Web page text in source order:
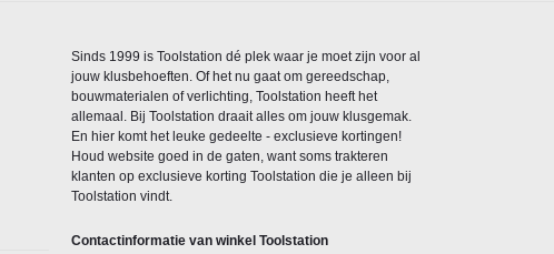
Sinds 1999 is Toolstation dé plek waar je moet zijn voor al
jouw klusbehoeften. Of het nu gaat om gereedschap,
bouwmaterialen of verlichting, Toolstation heeft het
allemaal. Bij Toolstation draait alles om jouw klusgemak.
En hier komt het leuke gedeelte - exclusieve kortingen!
Houd website goed in de gaten, want soms trakteren
klanten op exclusieve korting Toolstation die je alleen bij
Toolstation vindt.
Contactinformatie van winkel Toolstation